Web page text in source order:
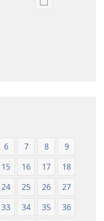
Publikāciju
6 7 8
9
15 16 17
18
24 25 26
27
33 34 35
36